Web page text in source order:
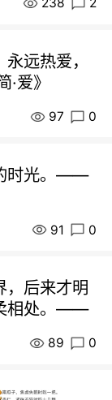
238 2
远热爱，
爱》
97 0
时光。——
91 0
，后来才明
相处。——
89 0